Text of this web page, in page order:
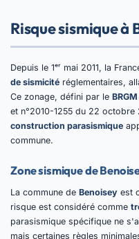
Risque sismique à
Depuis le 1ᵉʳ mai 2011, la
de sismicité réglementaires,
Ce zonage, défini par le BRGM
et n°2010-1255 du 22 octobre
construction parasismique
commune.
Zone sismique de
La commune de Benoisey est
risque est considéré comme
parasismique spécifique ne
mais certaines règles